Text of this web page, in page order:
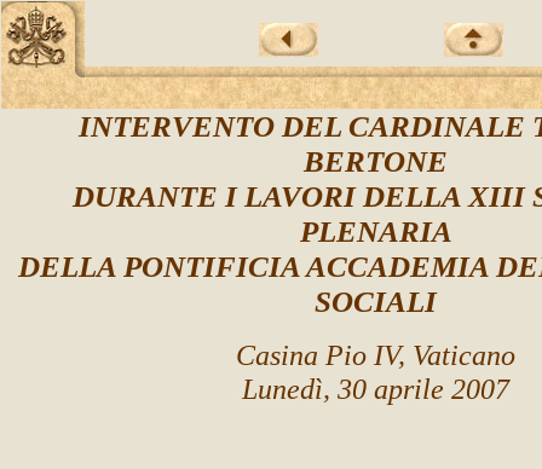
INTERVENTO DEL CARDINALE
BERTONE
DURANTE I LAVORI DELLA XIII
PLENARIA
DELLA PONTIFICIA ACCADEMIA
SOCIALI
Casina Pio IV, Vaticano
Lunedì, 30 aprile 2007